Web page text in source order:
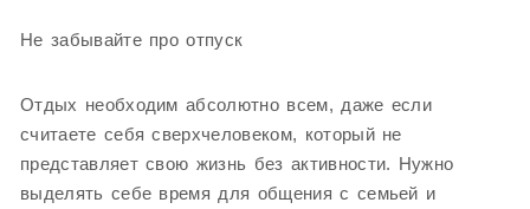
Не забывайте про отпуск
Отдых необходим абсолютно всем, даже если
считаете себя сверхчеловеком, который не
представляет свою жизнь без активности. Нужно
выделять себе время для общения с семьей и